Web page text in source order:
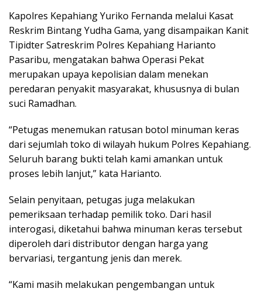
Kapolres KepahiangYuriko Fernanda melalui Kasat
Reskrim Bintang Yudha Gama, yang disampaikan Kanit
Tipidter Satreskrim Polres Kepahiang Harianto
Pasaribu, mengatakan bahwa Operasi Pekat
merupakan upaya kepolisian dalam menekan
peredaran penyakit masyarakat, khususnya di bulan
suci Ramadhan.
“Petugas menemukan ratusan botol minuman keras
dari sejumlah toko di wilayah hukum Polres Kepahiang.
Seluruh barang bukti telah kami amankan untuk
proses lebih lanjut,” kata Harianto.
Selain penyitaan, petugas juga melakukan
pemeriksaan terhadap pemilik toko. Dari hasil
interogasi, diketahui bahwa minuman keras tersebut
diperoleh dari distributor dengan harga yang
bervariasi, tergantung jenis dan merek.
“Kami masih melakukan pengembangan untuk